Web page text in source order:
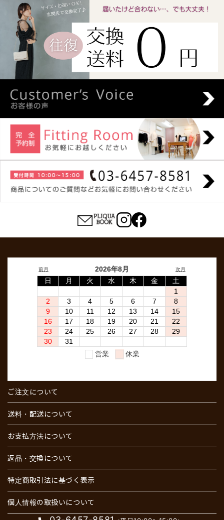
ご注文について
送料・配送について
お支払方法について
返品・交換について
特定商取引法に基づく表示
個人情報の取扱いについて